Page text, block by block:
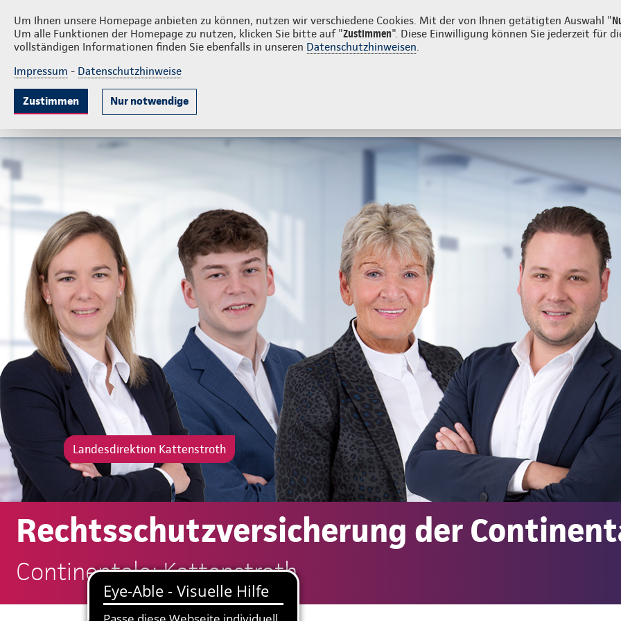
Um Ihnen unsere Homepage anbieten zu können, nutzen wir verschiedene Cookies. Mit der von Ihnen getätigten Auswahl "
Um alle Funktionen der Homepage zu nutzen, klicken Sie bitte auf "Zustimmen". Diese Einwilligung können Sie jederzeit für
vollständigen Informationen finden Sie ebenfalls in unseren Datenschutzhinweisen.
Impressum - Datenschutzhinweise
Zustimmen Nur notwendige
Kattenstroth PrivatkundenFirmenkunden
KrankenversicherungLebensversicherung
Landesdirektion Kattenstroth
Rechtsschutzversicherung der
Continentale: Kattenstroth